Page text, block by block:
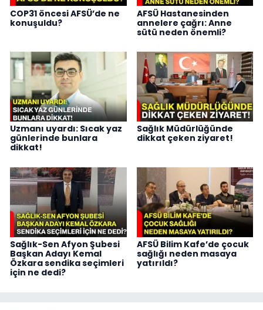
COP31 öncesi AFSÜ’de ne
konuşuldu?
AFSÜ Hastanesinden
annelere çağrı: Anne
sütü neden önemli?
Uzmanı uyardı: Sıcak yaz
günlerinde bunlara
dikkat!
Sağlık Müdürlüğünde
dikkat çeken ziyaret!
Sağlık-Sen Afyon Şubesi
Başkan Adayı Kemal
Özkara sendika seçimleri
için ne dedi?
AFSÜ Bilim Kafe’de çocuk
sağlığı neden masaya
yatırıldı?